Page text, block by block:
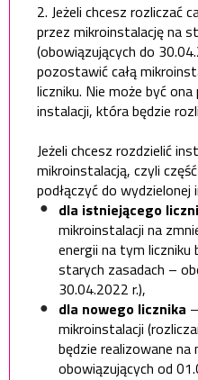
2. Jeżeli chcesz rozliczać
przez mikroinstalację na
(obowiązujących do
pozostawić całą
liczniku. Nie może być
instalacji, która będzie
Jeżeli chcesz rozdzielić
mikroinstalacją, czyli
podłączyć do
dla istniejącego
mikroinstalacji na
energii na tym liczniku
starych zasadach –
30.04.2022 r.),
dla nowego licznika
mikroinstalacji
będzie realizowane
obowiązujących od